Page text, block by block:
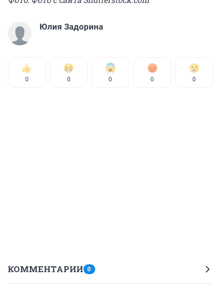
Юлия Задорина
0 0 0 0 0
КОММЕНТАРИИ 0